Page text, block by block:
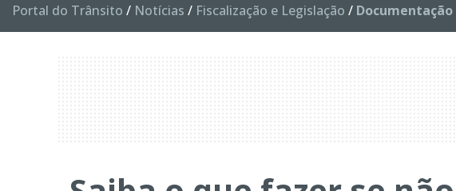
Portal do Trânsito / Notícias / Fiscalização e Legislação / Documentação